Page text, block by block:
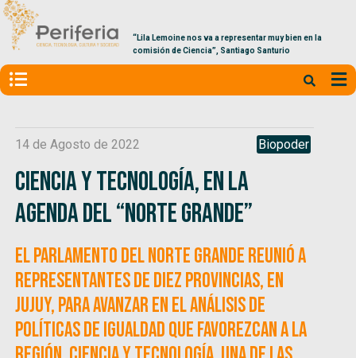
“Lila Lemoine nos va a representar muy bien en la
comisión de Ciencia”, Santiago Santurio
14 de Agosto de 2022 Biopoder
Ciencia y Tecnología, en la
agenda del “Norte Grande”
El Parlamento del Norte Grande reunió a
representantes de diez provincias, en
Jujuy, para avanzar en el análisis de
políticas de igualdad que favorezcan a la